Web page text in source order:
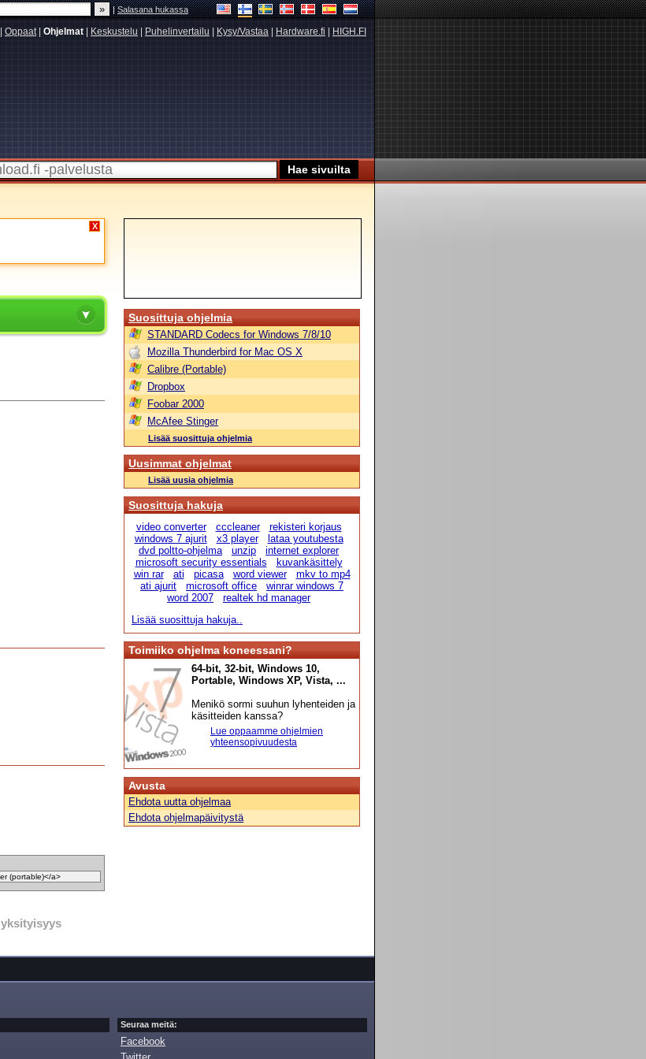
|Salasana hukassa
Oppaat| Ohjelmat Keskustelu Puhelinvertailu Kysy/Vastaa Hardware.fi HIGH.FI
X
yksityisyys
Suosittuja ohjelmia
STANDARD Codecs for Windows 7/8/10
Mozilla Thunderbird for Mac OS X
Calibre (Portable)
Dropbox
Foobar 2000
McAfee Stinger
Lisää suosittuja ohjelmia
Uusimmat ohjelmat
Lisää uusia ohjelmia
Suosittuja hakuja
video converter cccleaner
rekisteri korjaus
windows 7 ajurit
x3 player
lataa youtubesta
dvd poltto-ohjelma
unzip
internet explorer
microsoft security essentials
kuvankäsittely
win rar
ati picasa word viewer
mkv to mp4
ati ajurit
microsoft office
winrar windows 7
word 2007
realtek hd manager
Lisää suosittuja hakuja..
Toimiiko ohjelma koneessani?
64-bit, 32-bit, Windows 10,
Portable, Windows XP, Vista, ...
Menikö sormi suuhun lyhenteiden ja
käsitteiden kanssa?
Lue oppaamme ohjelmien
yhteensopivuudesta
Avusta
Ehdota uutta ohjelmaa
Ehdota ohjelmapäivitystä
Seuraa meitä:
Facebook